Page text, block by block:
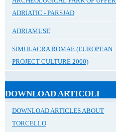
ADRIATIC - PARSJAD
ADRIAMUSE
SIMULACRA ROMAE (EUROPEAN
PROJECT CULTURE 2000)
DOWNLOAD ARTICOLI
DOWNLOAD ARTICLES ABOUT
TORCELLO